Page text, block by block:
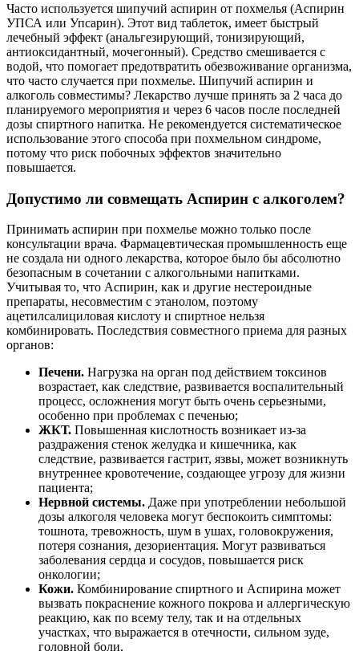
Часто используется шипучий аспирин от похмелья (Аспирин
УПСА или Упсарин). Этот вид таблеток, имеет быстрый
лечебный эффект (анальгезирующий, тонизирующий,
антиоксидантный, мочегонный). Средство смешивается с
водой, что помогает предотвратить обезвоживание организма,
что часто случается при похмелье. Шипучий аспирин и
алкоголь совместимы? Лекарство лучше принять за 2 часа до
планируемого мероприятия и через 6 часов после последней
дозы спиртного напитка. Не рекомендуется систематическое
использование этого способа при похмельном синдроме,
потому что риск побочных эффектов значительно
повышается.
Допустимо ли совмещать Аспирин с алкоголем?
Принимать аспирин при похмелье можно только после
консультации врача. Фармацевтическая промышленность еще
не создала ни одного лекарства, которое было бы абсолютно
безопасным в сочетании с алкогольными напитками.
Учитывая то, что Аспирин, как и другие нестероидные
препараты, несовместим с этанолом, поэтому
ацетилсалициловая кислоту и спиртное нельзя
комбинировать. Последствия совместного приема для разных
органов:
Печени. Нагрузка на орган под действием токсинов
возрастает, как следствие, развивается воспалительный
процесс, осложнения могут быть очень серьезными,
особенно при проблемах с печенью;
ЖКТ. Повышенная кислотность возникает из-за
раздражения стенок желудка и кишечника, как
следствие, развивается гастрит, язвы, может возникнуть
внутреннее кровотечение, создающее угрозу для жизни
пациента;
Нервной системы. Даже при употреблении небольшой
дозы алкоголя человека могут беспокоить симптомы:
тошнота, тревожность, шум в ушах, головокружения,
потеря сознания, дезориентация. Могут развиваться
заболевания сердца и сосудов, повышается риск
онкологии;
Кожи. Комбинирование спиртного и Аспирина может
вызвать покраснение кожного покрова и аллергическую
реакцию, как по всему телу, так и на отдельных
участках, что выражается в отечности, сильном зуде,
головной боли.